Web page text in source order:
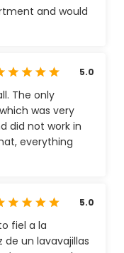
and would
5.0
The only
was very
did not work in
everything
5.0
fiel a la
de un lavavajillas